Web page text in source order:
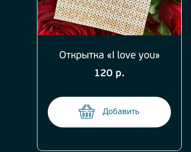
Открытка «I love you»
120 р.
Добавить